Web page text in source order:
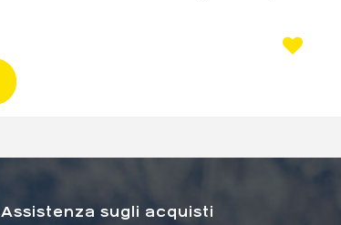
Assistenza sugli acquisti